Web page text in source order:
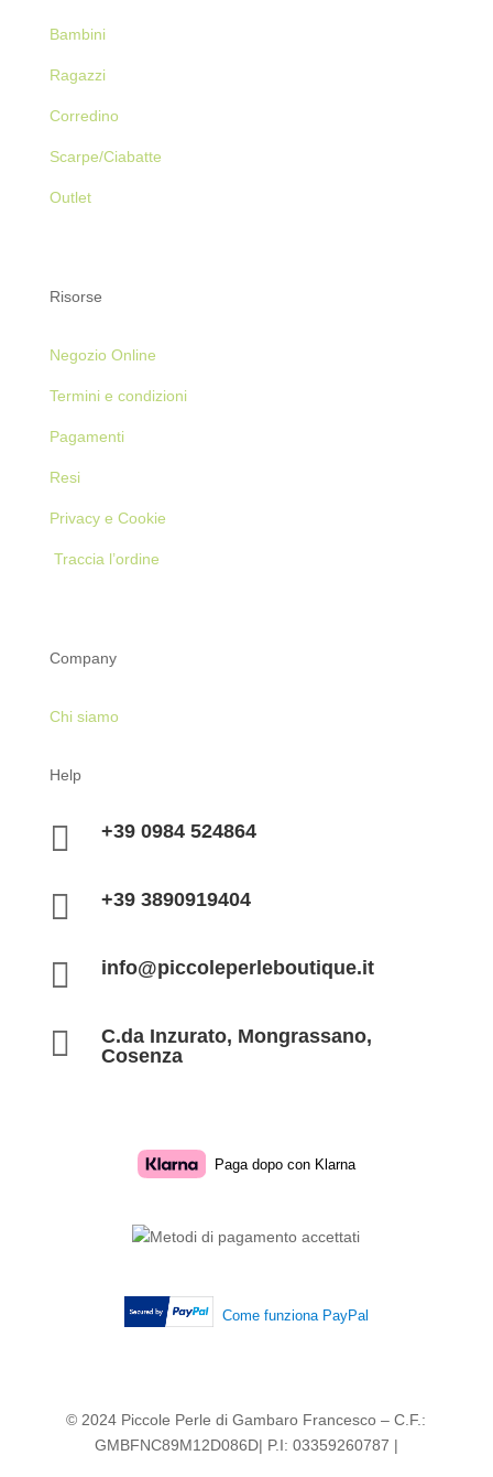
Bambini
Ragazzi
Corredino
Scarpe/Ciabatte
Outlet
Risorse
Negozio Online
Termini e condizioni
Pagamenti
Resi
Privacy e Cookie
Traccia l’ordine
Company
Chi siamo
Help
 +39 0984 524864
 +39 3890919404
 info@piccoleperleboutique.it

C.da Inzurato, Mongrassano,
Cosenza
Paga dopo con Klarna
Come funziona PayPal
© 2024 Piccole Perle di Gambaro Francesco – C.F.:
GMBFNC89M12D086D| P.I: 03359260787 |